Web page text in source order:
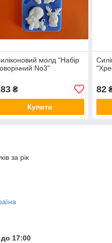
молд "Набір
No3"
₴
Купити
82
за рік
17:00